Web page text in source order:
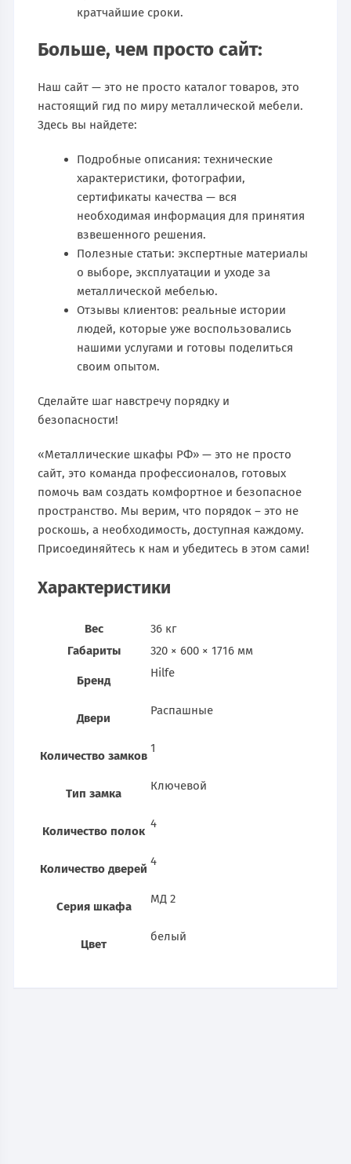
кратчайшие сроки.
Больше, чем просто сайт:
Наш сайт — это не просто каталог товаров, это
настоящий гид по миру металлической мебели.
Здесь вы найдете:
Подробные описания: технические
характеристики, фотографии,
сертификаты качества — вся
необходимая информация для принятия
взвешенного решения.
Полезные статьи: экспертные материалы
о выборе, эксплуатации и уходе за
металлической мебелью.
Отзывы клиентов: реальные истории
людей, которые уже воспользовались
нашими услугами и готовы поделиться
своим опытом.
Сделайте шаг навстречу порядку и
безопасности!
«Металлические шкафы РФ» — это не просто
сайт, это команда профессионалов, готовых
помочь вам создать комфортное и безопасное
пространство. Мы верим, что порядок – это не
роскошь, а необходимость, доступная каждому.
Присоединяйтесь к нам и убедитесь в этом сами!
Характеристики
Вес
36 кг
Габариты
320 × 600 × 1716 мм
Бренд
Hilfe
Двери
Распашные
Количество замков
1
Тип замка
Ключевой
Количество полок
4
Количество дверей
4
Серия шкафа
МД 2
Цвет
белый